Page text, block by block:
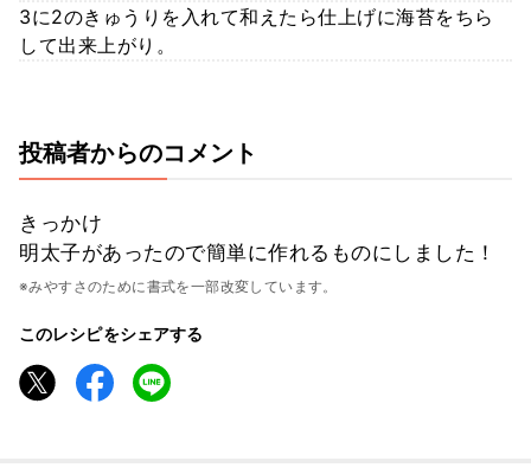
3に2のきゅうりを入れて和えたら仕上げに海苔をちら
して出来上がり。
投稿者からのコメント
きっかけ
明太子があったので簡単に作れるものにしました！
※みやすさのために書式を一部改変しています。
このレシピをシェアする